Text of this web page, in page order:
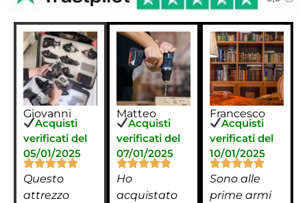
Giovanni
Acquisti
verificati del
05/01/2025
Questo
attrezzo
Matteo
Acquisti
verificati del
07/01/2025
Ho
acquistato
Francesco
Acquisti
verificati del
10/01/2025
Sono alle
prime armi